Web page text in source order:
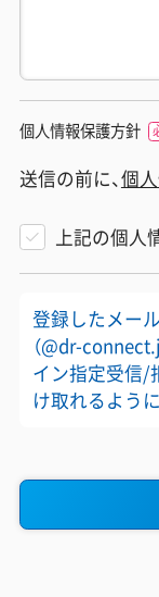
個人情報保護方針
送信の前に、個
上記の個人
登録したメー
（@dr-
イン指定受信/
け取れるよう